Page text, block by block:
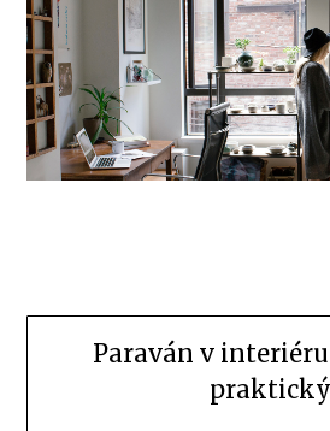
Paraván v
praktický